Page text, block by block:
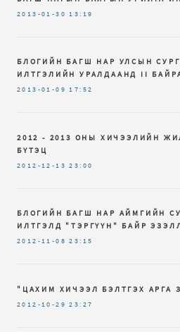
2013-01-30 13:19
БЛОГИЙН БАГШ НАР УЛСЫН
ИЛТГЭЛИЙН УРАЛДААНД II
2013-01-09 17:52
2012 - 2013 ОНЫ ХИЧЭЭЛИЙН
БҮТЭЦ
2012-12-13 23:00
БЛОГИЙН БАГШ НАР АЙМГИЙН
ИЛТГЭЛД "ТЭРГҮҮН" БАЙР
2012-11-08 23:15
"ЦАХИМ ХИЧЭЭЛ БЭЛТГЭХ АРГА
2012-10-29 23:27